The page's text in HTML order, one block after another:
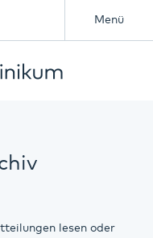
Menü
lesen oder